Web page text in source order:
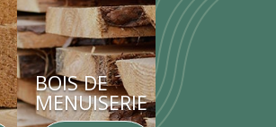
BOIS DE
MENUISERIE